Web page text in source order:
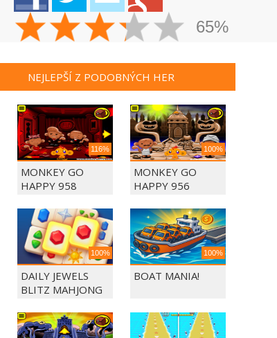
65%
NEJLEPŠÍ Z PODOBNÝCH HER
116%
MONKEY GO
HAPPY 958
100%
MONKEY GO
HAPPY 956
100%
DAILY JEWELS
BLITZ MAHJONG
100%
BOAT MANIA!